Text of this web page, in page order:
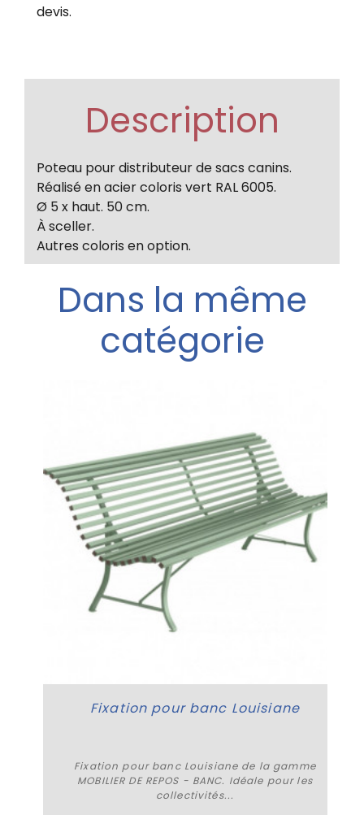
devis.
Description
Poteau pour distributeur de sacs canins.
Réalisé en acier coloris vert RAL 6005.
Ø 5 x haut. 50 cm.
À sceller.
Autres coloris en option.
Dans la même
catégorie
Fixation pour banc Louisiane
Fixation pour banc Louisiane de la gamme
MOBILIER DE REPOS - BANC. Idéale pour les
collectivités...